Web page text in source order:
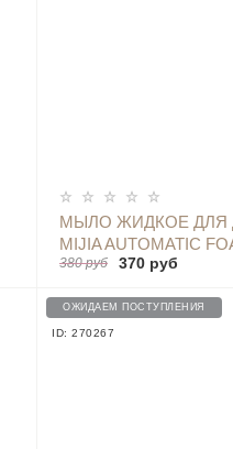
МЫЛО ЖИДКОЕ ДЛЯ
MIJIA AUTOMATIC
DISPENSER WHITE,
380 руб 370 руб
ОЖИДАЕМ ПОСТУПЛЕНИЯ
ID: 270267